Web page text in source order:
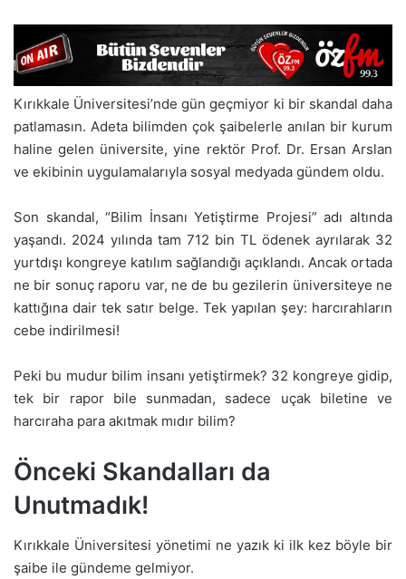
Kırıkkale Üniversitesi’nde gün geçmiyor ki bir skandal daha
patlamasın. Adeta bilimden çok şaibelerle anılan bir kurum
haline gelen üniversite, yine rektör Prof. Dr. Ersan Arslan
ve ekibinin uygulamalarıyla sosyal medyada gündem oldu.
Son skandal, “Bilim İnsanı Yetiştirme Projesi” adı altında
yaşandı. 2024 yılında tam 712 bin TL ödenek ayrılarak 32
yurtdışı kongreye katılım sağlandığı açıklandı. Ancak ortada
ne bir sonuç raporu var, ne de bu gezilerin üniversiteye ne
kattığına dair tek satır belge. Tek yapılan şey: harcırahların
cebe indirilmesi!
Peki bu mudur bilim insanı yetiştirmek? 32 kongreye gidip,
tek bir rapor bile sunmadan, sadece uçak biletine ve
harcıraha para akıtmak mıdır bilim?
Önceki Skandalları da
Unutmadık!
Kırıkkale Üniversitesi yönetimi ne yazık ki ilk kez böyle bir
şaibe ile gündeme gelmiyor.